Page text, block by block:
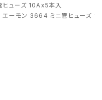
ューズ 10Ax5本入
エーモン 3664 ミニ管ヒューズ